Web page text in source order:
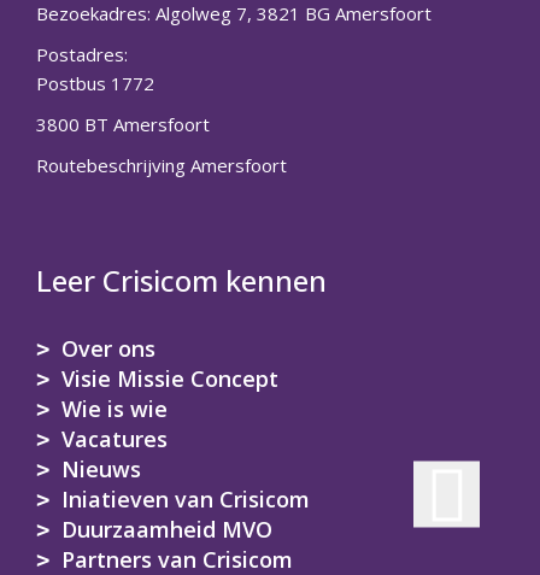
Bezoekadres: Algolweg 7, 3821 BG Amersfoort
Postadres:
Postbus 1772
3800 BT Amersfoort
Routebeschrijving Amersfoort
Leer Crisicom kennen
Over ons
Visie Missie Concept
Wie is wie
Vacatures
Nieuws
Iniatieven van Crisicom
Duurzaamheid MVO
Partners van Crisicom